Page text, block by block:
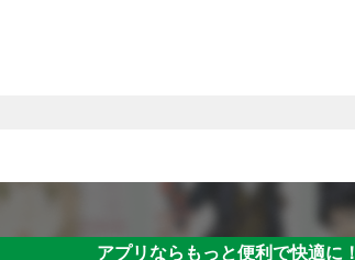
アプリならもっと便利で快適に！